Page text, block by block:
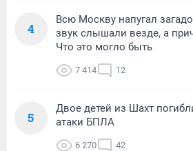
4
Всю Москву напугал
звук слышали везде, а
Что это могло быть
7 414 12
5
Двое детей из Шахт
атаки БПЛА
6 270 42